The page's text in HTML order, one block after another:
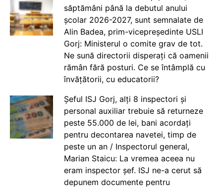
săptămâni până la debutul anului
școlar 2026-2027, sunt semnalate de
Alin Badea, prim-vicepreședinte USLI
Gorj: Ministerul o comite grav de tot.
Ne sună directorii disperați că oamenii
rămân fără posturi. Ce se întâmplă cu
învățătorii, cu educatorii?
Șeful ISJ Gorj, alți 8 inspectori și
personal auxiliar trebuie să returneze
peste 55.000 de lei, bani acordați
pentru decontarea navetei, timp de
peste un an / Inspectorul general,
Marian Staicu: La vremea aceea nu
eram inspector șef. ISJ ne-a cerut să
depunem documente pentru